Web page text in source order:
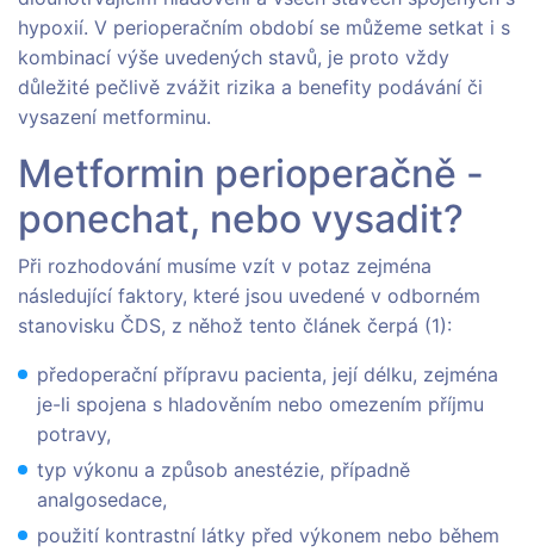
hypoxií. V perioperačním období se můžeme setkat i s
kombinací výše uvedených stavů, je proto vždy
důležité pečlivě zvážit rizika a benefity podávání či
vysazení metforminu.
Metformin perioperačně -
ponechat, nebo vysadit?
Při rozhodování musíme vzít v potaz zejména
následující faktory, které jsou uvedené v odborném
stanovisku ČDS, z něhož tento článek čerpá (1):
předoperační přípravu pacienta, její délku, zejména
je-li spojena s hladověním nebo omezením příjmu
potravy,
typ výkonu a způsob anestézie, případně
analgosedace,
použití kontrastní látky před výkonem nebo během